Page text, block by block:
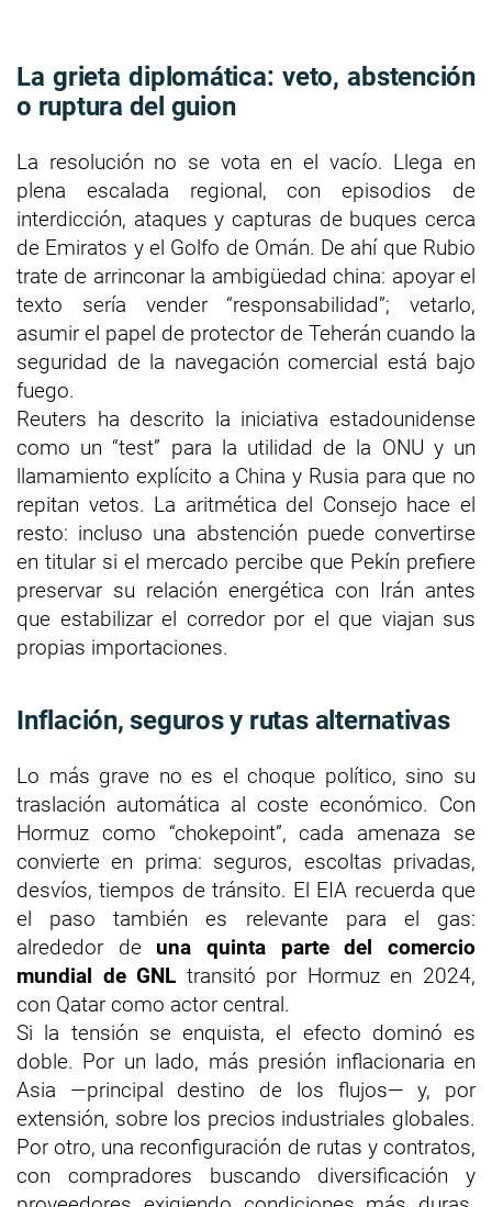
La grieta diplomática: veto, abstención
o ruptura del guion
La resolución no se vota en el vacío. Llega en
plena escalada regional, con episodios de
interdicción, ataques y capturas de buques cerca
de Emiratos y el Golfo de Omán. De ahí que Rubio
trate de arrinconar la ambigüedad china: apoyar el
texto sería vender “responsabilidad”; vetarlo,
asumir el papel de protector de Teherán cuando la
seguridad de la navegación comercial está bajo
fuego.
Reuters ha descrito la iniciativa estadounidense
como un “test” para la utilidad de la ONU y un
llamamiento explícito a China y Rusia para que no
repitan vetos. La aritmética del Consejo hace el
resto: incluso una abstención puede convertirse
en titular si el mercado percibe que Pekín prefiere
preservar su relación energética con Irán antes
que estabilizar el corredor por el que viajan sus
propias importaciones.
Inflación, seguros y rutas alternativas
Lo más grave no es el choque político, sino su
traslación automática al coste económico. Con
Hormuz como “chokepoint”, cada amenaza se
convierte en prima: seguros, escoltas privadas,
desvíos, tiempos de tránsito. El EIA recuerda que
el paso también es relevante para el gas:
alrededor de una quinta parte del comercio
mundial de GNL transitó por Hormuz en 2024,
con Qatar como actor central.
Si la tensión se enquista, el efecto dominó es
doble. Por un lado, más presión inflacionaria en
Asia —principal destino de los flujos— y, por
extensión, sobre los precios industriales globales.
Por otro, una reconfiguración de rutas y contratos,
con compradores buscando diversificación y